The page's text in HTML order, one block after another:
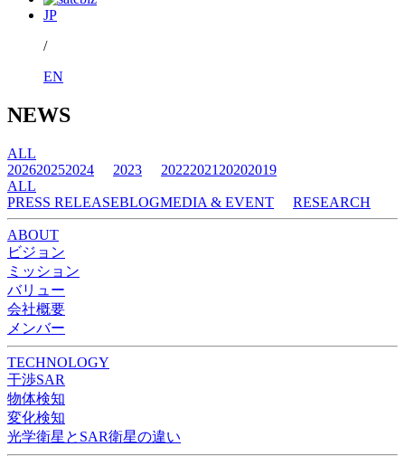
JP
/
EN
NEWS
ALL
202620252024 2023 20222021 20202019
ALL
PRESS RELEASEBLOGMEDIA & EVENT RESEARCH
ABOUT
ビジョン
ミッション
バリュー
会社概要
メンバー
TECHNOLOGY
干渉SAR
物体検知​​
変化検知​
光学衛星とSAR衛星の違い